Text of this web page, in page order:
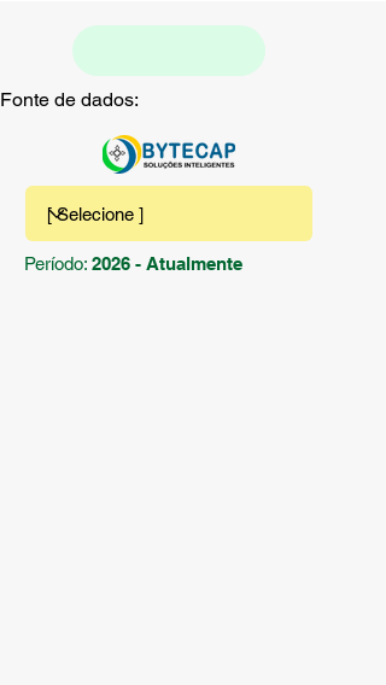
Fonte de dados:
Período: 2026 - Atualmente